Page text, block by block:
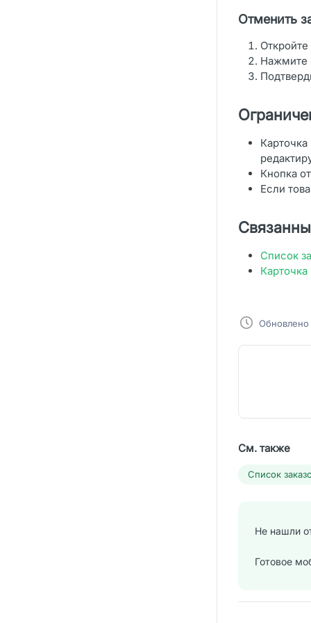
Отменить
Откройте
Нажмите
Кнопка
Если
Список
Карточка
Обновлено
См. также
Список
Не нашли
Готовое